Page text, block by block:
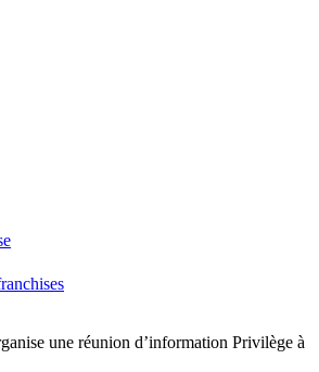
une réunion d’information Privilège à